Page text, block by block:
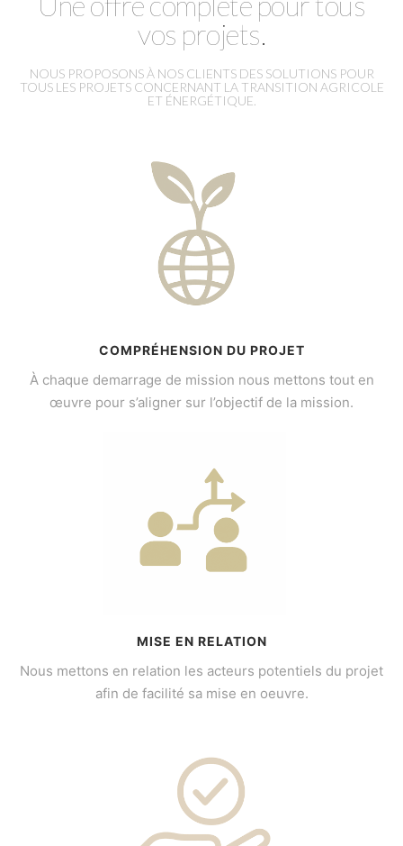
vos projets.
NOUS PROPOSONS À NOS CLIENTS DES SOLUTIONS POUR
TOUS LES PROJETS CONCERNANT LA TRANSITION AGRICOLE
ET ÉNERGÉTIQUE.
COMPRÉHENSION DU PROJET
À chaque demarrage de mission nous mettons tout en
œuvre pour s’aligner sur l’objectif de la mission.
MISE EN RELATION
Nous mettons en relation les acteurs potentiels du projet
afin de facilité sa mise en oeuvre.